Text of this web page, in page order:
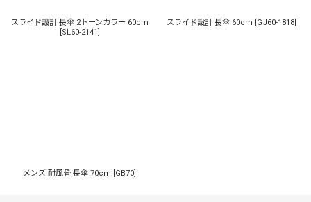
スライド設計 長傘 2トーンカラー 60cm
[SL60-2141]
スライド設計 長傘 60cm [GJ60-1818]
メンズ 耐風骨 長傘 70cm [GB70]